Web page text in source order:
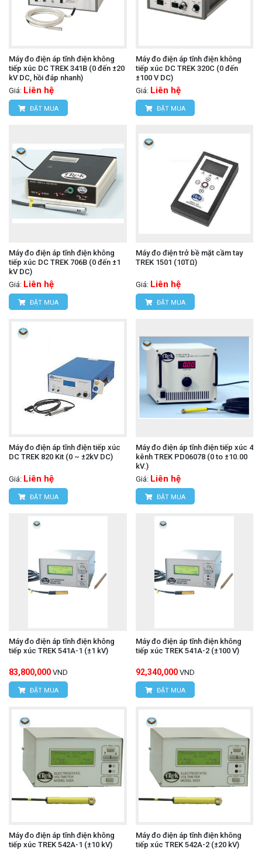
Máy đo điện áp tĩnh điện không
tiếp xúc DC TREK 341B (0 đến ±20
kV DC, hồi đáp nhanh)
Giá: Liên hệ
ĐẶT MUA
Máy đo điện áp tĩnh điện không
tiếp xúc DC TREK 320C (0 đến
±100 V DC)
Giá: Liên hệ
ĐẶT MUA
Máy đo điện áp tĩnh điện không
tiếp xúc DC TREK 706B (0 đến ±1
kV DC)
Giá: Liên hệ
ĐẶT MUA
Máy đo điện trở bề mặt cầm tay
TREK 1501 (10TΩ)
Giá: Liên hệ
ĐẶT MUA
Máy đo điện áp tĩnh điện tiếp xúc
DC TREK 820 Kit (0 ~ ±2kV DC)
Giá: Liên hệ
ĐẶT MUA
Máy đo điện áp tĩnh điện tiếp xúc 4
kênh TREK PD06078 (0 to ±10.00
kV.)
Giá: Liên hệ
ĐẶT MUA
Máy đo điện áp tĩnh điện không
tiếp xúc TREK 541A-1 (±1 kV)
83,800,000 VND
ĐẶT MUA
Máy đo điện áp tĩnh điện không
tiếp xúc TREK 541A-2 (±100 V)
92,340,000 VND
ĐẶT MUA
Máy đo điện áp tĩnh điện không
tiếp xúc TREK 542A-1 (±10 kV)
Máy đo điện áp tĩnh điện không
tiếp xúc TREK 542A-2 (±20 kV)